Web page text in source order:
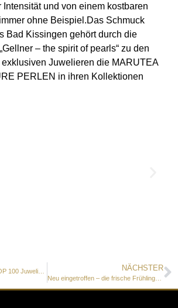
Intensität und von einem kostbaren
ohne Beispiel.Das Schmuck
Bad Kissingen gehört durch die
– the spirit of pearls“ zu den
Juwelieren die MARUTEA
PERLEN in ihren Kollektionen
Wir wurden unter die „TOP 100 Juweliere“ gewählt! NÄCHSTER
Neu eingetroffen – die frische Frühlings-Kollektion von JOIDART!